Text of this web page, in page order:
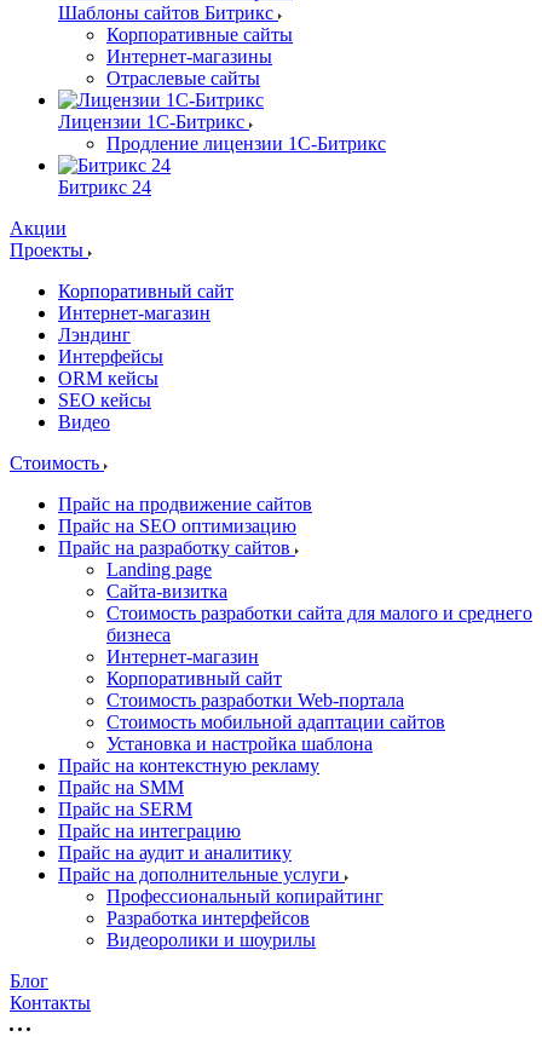
Шаблоны сайтов Битрикс
Корпоративные сайты
Интернет-магазины
Отраслевые сайты
Лицензии 1С-Битрикс
Продление лицензии 1С-Битрикс
Битрикс 24
Акции
Проекты
Корпоративный сайт
Интернет-магазин
Лэндинг
Интерфейсы
ORM кейсы
SEO кейсы
Видео
Стоимость
Прайс на продвижение сайтов
Прайс на SEO оптимизацию
Прайс на разработку сайтов
Landing page
Cайта-визитка
Стоимость разработки сайта для малого и среднего
бизнеса
Интернет-магазин
Корпоративный сайт
Стоимость разработки Web-портала
Стоимость мобильной адаптации сайтов
Установка и настройка шаблона
Прайс на контекстную рекламу
Прайс на SMM
Прайс на SERM
Прайс на интеграцию
Прайс на аудит и аналитику
Прайс на дополнительные услуги
Профессиональный копирайтинг
Разработка интерфейсов
Видеоролики и шоурилы
Блог
Контакты